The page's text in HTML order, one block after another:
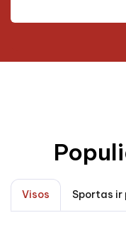
Visos Sportas ir